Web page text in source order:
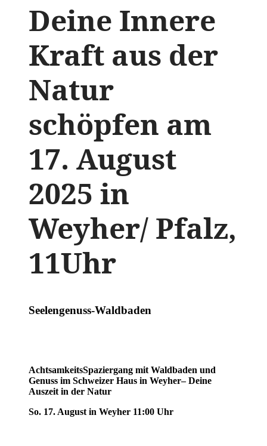
Deine Innere
Kraft aus der
Natur
schöpfen am
17. August
2025 in
Weyher/ Pfalz,
11Uhr
Seelengenuss-Waldbaden
AchtsamkeitsSpaziergang mit Waldbaden und
Genuss im Schweizer Haus in Weyher– Deine
Auszeit in der Natur
So. 17. August in Weyher 11:00 Uhr